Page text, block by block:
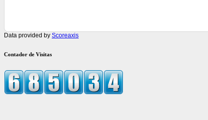
Data provided by Scoreaxis
Contador de Visitas